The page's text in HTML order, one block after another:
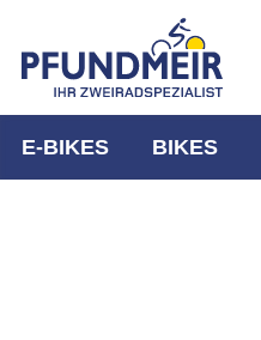
E-BIKES BIKES